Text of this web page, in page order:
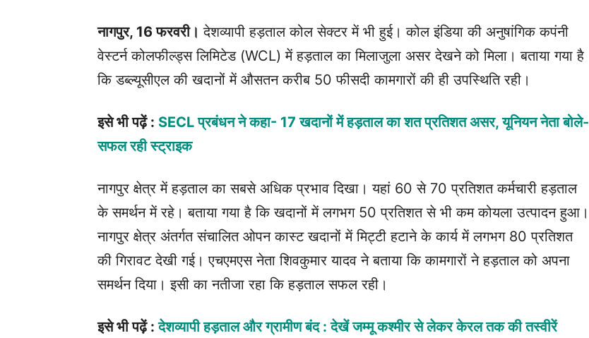
नागपुर, 16 फरवरी। देशव्यापी हड़ताल कोल सेक्टर में भी हुई। कोल इंडिया की अनुषांगिक कपंनी
वेस्टर्न कोलफील्ड्स लिमिटेड (WCL) में हड़ताल का मिलाजुला असर देखने को मिला। बताया गया है
कि डब्ल्यूसीएल की खदानों में औसतन करीब 50 फीसदी कामगारों की ही उपस्थिति रही।
इसे भी पढ़ें : SECL प्रबंधन ने कहा- 17 खदानों में हड़ताल का शत प्रतिशत असर, यूनियन नेता बोले-
सफल रही स्ट्राइक
नागपुर क्षेत्र में हड़ताल का सबसे अधिक प्रभाव दिखा। यहां 60 से 70 प्रतिशत कर्मचारी हड़ताल
के समर्थन में रहे। बताया गया है कि खदानों में लगभग 50 प्रतिशत से भी कम कोयला उत्पादन हुआ।
नागपुर क्षेत्र अंतर्गत संचालित ओपन कास्ट खदानों में मिट्टी हटाने के कार्य में लगभग 80 प्रतिशत
की गिरावट देखी गई। एचएमएस नेता शिवकुमार यादव ने बताया कि कामगारों ने हड़ताल को अपना
समर्थन दिया। इसी का नतीजा रहा कि हड़ताल सफल रही।
इसे भी पढ़ें :देशव्यापी हड़ताल और ग्रामीण बंद : देखें जम्मू कश्मीर से लेकर केरल तक की तस्वीरें